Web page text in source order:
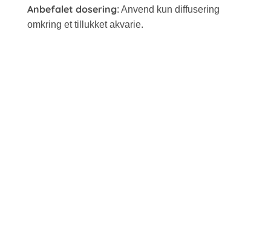
Anbefalet dosering: Anvend kun diffusering
omkring et tillukket akvarie.